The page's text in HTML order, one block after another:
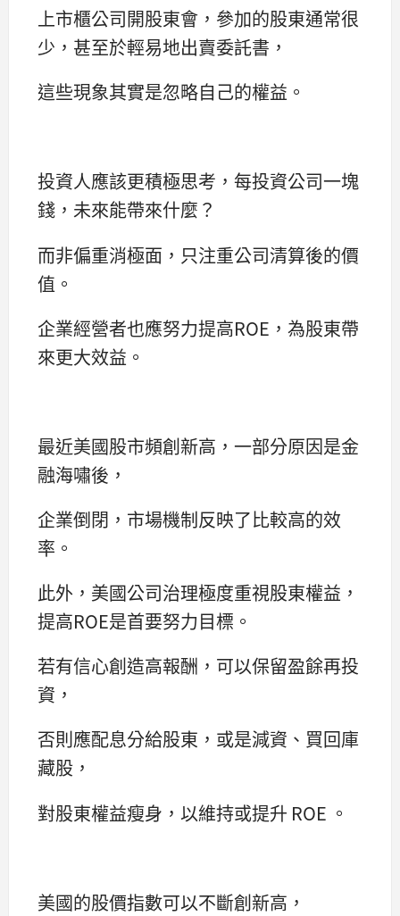
上市櫃公司開股東會，參加的股東通常很
少，甚至於輕易地出賣委託書，
這些現象其實是忽略自己的權益。
投資人應該更積極思考，每投資公司一塊
錢，未來能帶來什麼？
而非偏重消極面，只注重公司清算後的價
值。
企業經營者也應努力提高ROE，為股東帶
來更大效益。
最近美國股市頻創新高，一部分原因是金
融海嘯後，
企業倒閉，市場機制反映了比較高的效
率。
此外，美國公司治理極度重視股東權益，
提高ROE是首要努力目標。
若有信心創造高報酬，可以保留盈餘再投
資，
否則應配息分給股東，或是減資、買回庫
藏股，
對股東權益瘦身，以維持或提升 ROE 。
美國的股價指數可以不斷創新高，